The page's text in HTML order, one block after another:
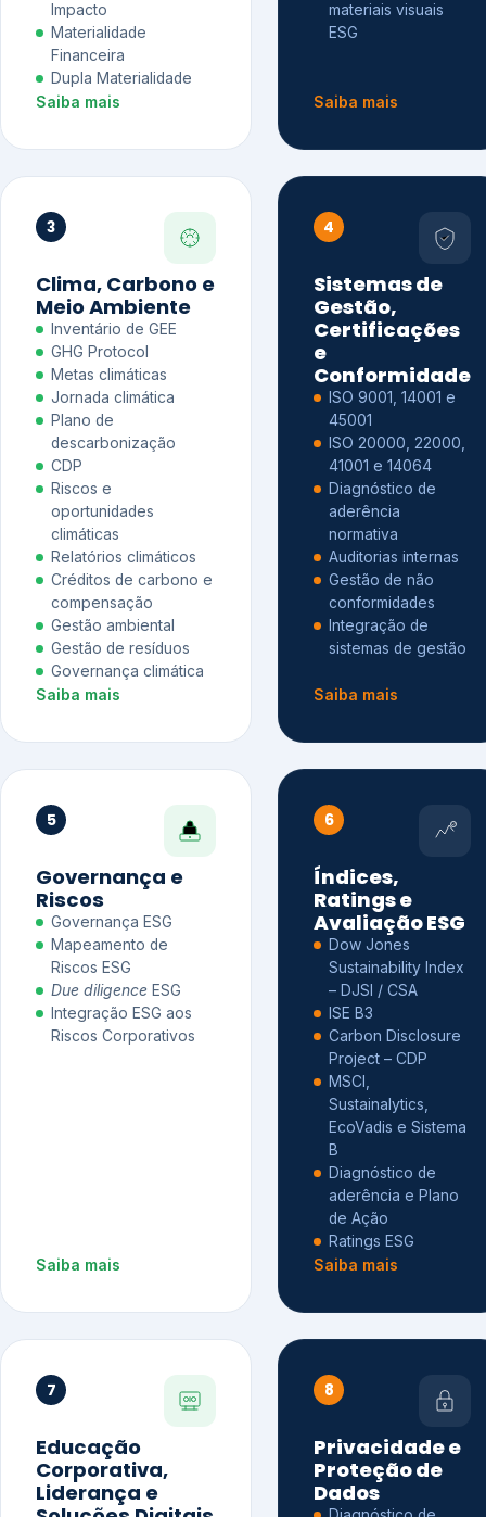
Impacto
Materialidade
Financeira
Dupla Materialidade
Saiba mais
materiais visuais
ESG
Saiba mais
3
Clima, Carbono e
Meio Ambiente
Inventário de GEE
GHG Protocol
Metas climáticas
Jornada climática
Plano de
descarbonização
CDP
Riscos e
oportunidades
climáticas
Relatórios climáticos
Créditos de carbono e
compensação
Gestão ambiental
Gestão de resíduos
Governança climática
Saiba mais
4
Sistemas de
Gestão,
Certificações
e
Conformidade
ISO 9001, 14001 e
45001
ISO 20000, 22000,
41001 e 14064
Diagnóstico de
aderência
normativa
Auditorias internas
Gestão de não
conformidades
Integração de
sistemas de gestão
Saiba mais
5
Governança e
Riscos
Governança ESG
Mapeamento de
Riscos ESG
Due diligence ESG
Integração ESG aos
Riscos Corporativos
Saiba mais
6
Índices,
Ratings e
Avaliação ESG
Dow Jones
Sustainability Index
– DJSI / CSA
ISE B3
Carbon Disclosure
Project – CDP
MSCI,
Sustainalytics,
EcoVadis e Sistema
B
Diagnóstico de
aderência e Plano
de Ação
Ratings ESG
Saiba mais
7
Educação
Corporativa,
Liderança e
8
Privacidade e
Proteção de
Dados